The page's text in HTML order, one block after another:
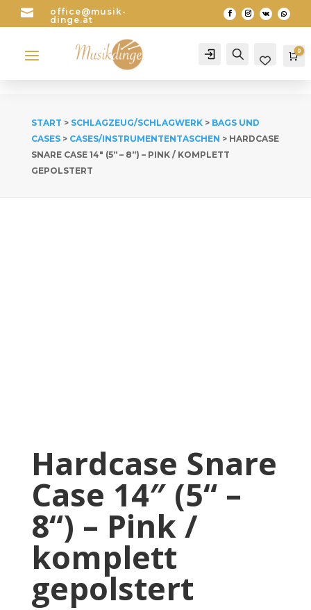

office@musik-
dinge.at
a Account Search 0
START > SCHLAGZEUG/SCHLAGWERK> BAGS UND
CASES> CASES/INSTRUMENTENTASCHEN > HARDCASE
SNARE CASE 14″ (5“ – 8“) – PINK / KOMPLETT
GEPOLSTERT
Hardcase Snare
Case 14″ (5“ –
8“) – Pink /
komplett
gepolstert